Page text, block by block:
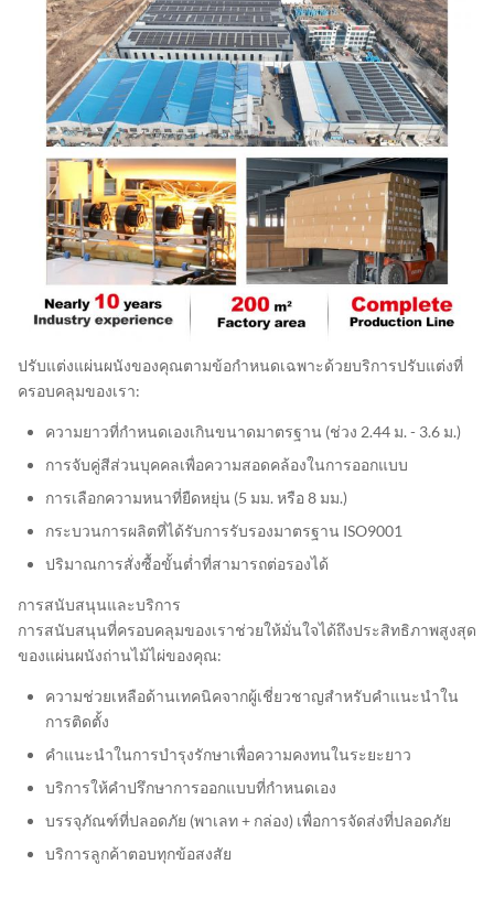
ปรับแต่งแผ่นผนังของคุณตามข้อกำหนดเฉพาะด้วยบริการปรับแต่งที่
ครอบคลุมของเรา:
ความยาวที่กำหนดเองเกินขนาดมาตรฐาน (ช่วง 2.44 ม. - 3.6 ม.)
การจับคู่สีส่วนบุคคลเพื่อความสอดคล้องในการออกแบบ
การเลือกความหนาที่ยืดหยุ่น (5 มม. หรือ 8 มม.)
กระบวนการผลิตที่ได้รับการรับรองมาตรฐาน ISO9001
ปริมาณการสั่งซื้อขั้นต่ำที่สามารถต่อรองได้
การสนับสนุนและบริการ
การสนับสนุนที่ครอบคลุมของเราช่วยให้มั่นใจได้ถึงประสิทธิภาพสูงสุด
ของแผ่นผนังถ่านไม้ไผ่ของคุณ:
ความช่วยเหลือด้านเทคนิคจากผู้เชี่ยวชาญสำหรับคำแนะนำใน
การติดตั้ง
คำแนะนำในการบำรุงรักษาเพื่อความคงทนในระยะยาว
บริการให้คำปรึกษาการออกแบบที่กำหนดเอง
บรรจุภัณฑ์ที่ปลอดภัย (พาเลท + กล่อง) เพื่อการจัดส่งที่ปลอดภัย
บริการลูกค้าตอบทุกข้อสงสัย